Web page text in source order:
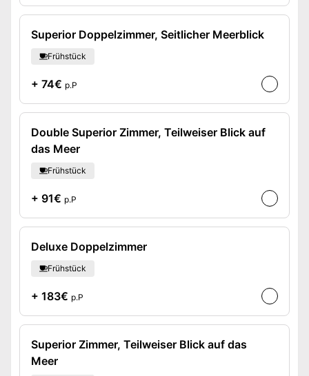
Superior Doppelzimmer, Seitlicher Meerblick
Frühstück
+ 74€ p.P
Double Superior Zimmer, Teilweiser Blick auf
das Meer
Frühstück
+ 91€ p.P
Deluxe Doppelzimmer
Frühstück
+ 183€ p.P
Superior Zimmer, Teilweiser Blick auf das
Meer